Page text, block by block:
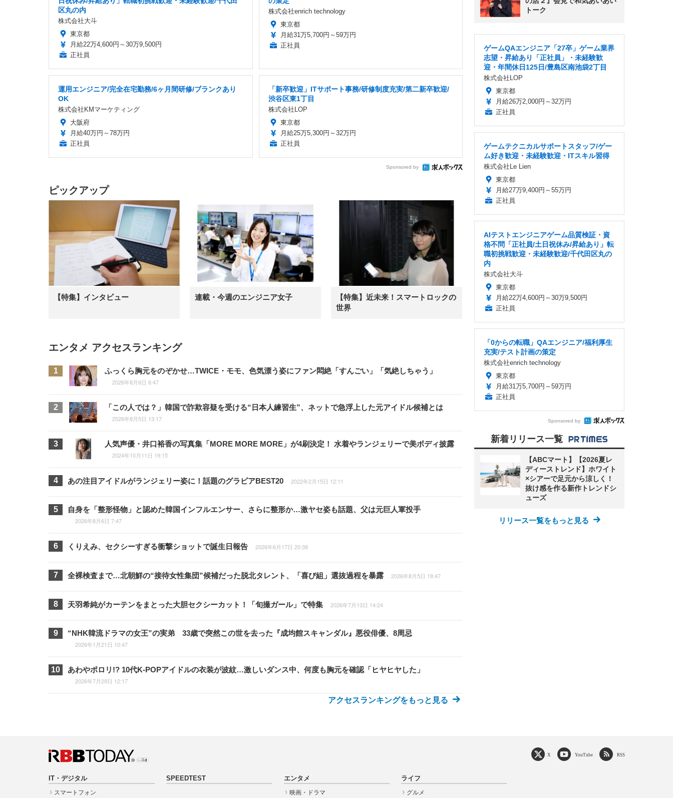
区丸の内
株式会社大斗
東京都
月給22万4,600円～30万9,500円
正社員
株式会社enrich technology
東京都
月給31万5,700円～59万円
正社員
運用エンジニア/完全在宅勤務/6ヶ月間研修/ブランクあり
OK
株式会社KMマーケティング
大阪府
月給40万円～78万円
正社員
「新卒歓迎」ITサポート事務/研修制度充実/第二新卒歓迎/
渋谷区東1丁目
株式会社LOP
東京都
月給25万5,300円～32万円
正社員
Sponsored by
ピックアップ
【特集】インタビュー 連載・今週のエンジニア女子
【特集】近未来！スマートロックの
世界
エンタメ アクセスランキング
ふっくら胸元をのぞかせ…TWICE・モモ、色気漂う姿にファン悶絶「すんごい」「気絶しちゃう」
2026年8月6日 6:47
「この人では？」韓国で詐欺容疑を受ける“日本人練習生”、ネットで急浮上した元アイドル候補とは
2026年8月5日 13:17
人気声優・井口裕香の写真集「MORE MORE MORE」が4刷決定！ 水着やランジェリーで美ボディ披露
2024年10月11日 19:15
あの注目アイドルがランジェリー姿に！話題のグラビアBEST20 2022年2月15日 12:11
自身を「整形怪物」と認めた韓国インフルエンサー、さらに整形か…激ヤセ姿も話題、父は元巨人軍投手
2026年8月6日 7:47
くりえみ、セクシーすぎる衝撃ショットで誕生日報告 2026年6月17日 20:38
全裸検査まで…北朝鮮の“接待女性集団”候補だった脱北タレント、「喜び組」選抜過程を暴露 2026年8月5日 18:47
天羽希純がカーテンをまとった大胆セクシーカット！「旬撮ガール」で特集 2026年7月13日 14:24
“NHK韓流ドラマの女王”の実弟 33歳で突然この世を去った『成均館スキャンダル』悪役俳優、8周忌
2026年1月21日 10:47
あわやポロリ!? 10代K-POPアイドルの衣装が波紋…激しいダンス中、何度も胸元を確認「ヒヤヒヤした」
2026年7月29日 12:17
アクセスランキングをもっと見る
トーク
ゲームQAエンジニア「27卒」ゲーム業界
志望・昇給あり「正社員」・未経験歓
迎・年間休日125日/豊島区南池袋2丁目
株式会社LOP
東京都
月給26万2,000円～32万円
正社員
ゲームテクニカルサポートスタッフ/ゲー
ム好き歓迎・未経験歓迎・ITスキル習得
株式会社Le Lien
東京都
月給27万9,400円～55万円
正社員
AIテストエンジニアゲーム品質検証・資
格不問「正社員/土日祝休み/昇給あり」転
職初挑戦歓迎・未経験歓迎/千代田区丸の
内
株式会社大斗
東京都
月給22万4,600円～30万9,500円
正社員
「0からの転職」QAエンジニア/福利厚生
充実/テスト計画の策定
株式会社enrich technology
東京都
月給31万5,700円～59万円
正社員
Sponsored by
新着リリース一覧
【ABCマート】【2026夏レ
ディーストレンド】ホワイト
×シアーで足元から涼しく！
抜け感を作る新作トレンドシ
ューズ
リリース一覧をもっと見る
IT・デジタル
スマートフォン
SPEEDTEST
エンタメ
映画・ドラマ
ライフ
グルメ
X YouTube RSS